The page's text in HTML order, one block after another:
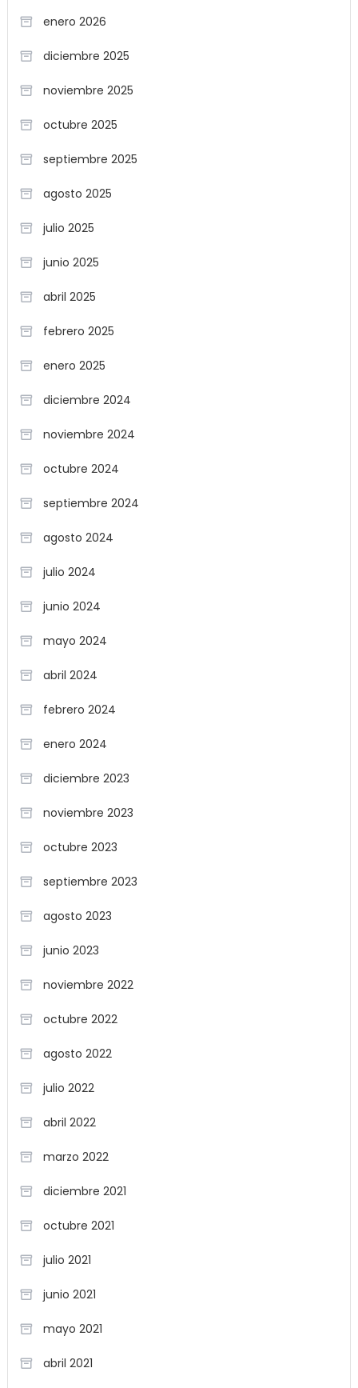
enero 2026
diciembre 2025
noviembre 2025
octubre 2025
septiembre 2025
agosto 2025
julio 2025
junio 2025
abril 2025
febrero 2025
enero 2025
diciembre 2024
noviembre 2024
octubre 2024
septiembre 2024
agosto 2024
julio 2024
junio 2024
mayo 2024
abril 2024
febrero 2024
enero 2024
diciembre 2023
noviembre 2023
octubre 2023
septiembre 2023
agosto 2023
junio 2023
noviembre 2022
octubre 2022
agosto 2022
julio 2022
abril 2022
marzo 2022
diciembre 2021
octubre 2021
julio 2021
junio 2021
mayo 2021
abril 2021